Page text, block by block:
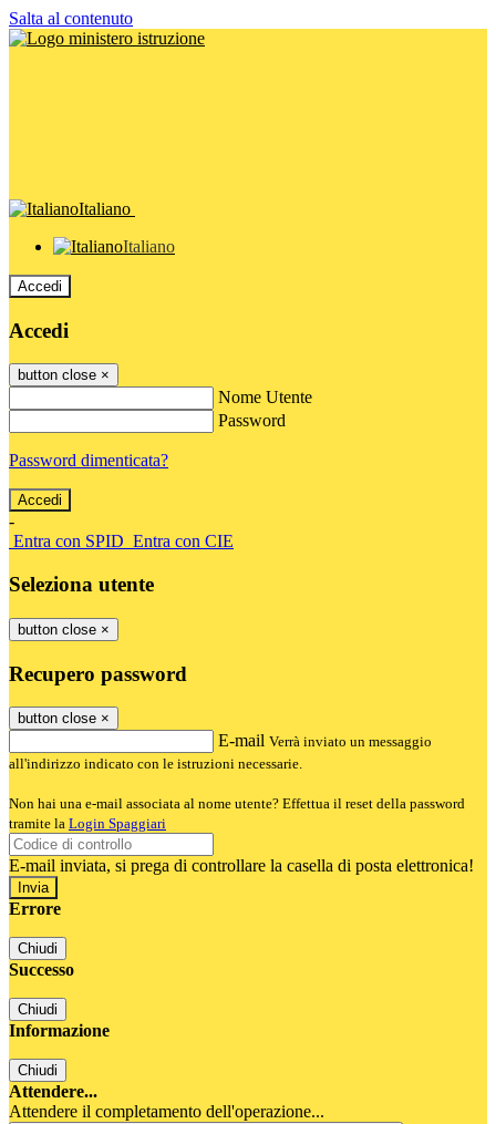
Salta al contenuto
Italiano
Italiano
Accedi
Accedi
button close ×
Nome Utente
Password
Password dimenticata?
-
Entra con SPID Entra con CIE
Seleziona utente
button close ×
Recupero password
button close ×
E-mail Verrà inviato un messaggio
all'indirizzo indicato con le istruzioni necessarie.
Non hai una e-mail associata al nome utente? Effettua il reset della password
tramite la Login Spaggiari
E-mail inviata, si prega di controllare la casella di posta elettronica!
Errore
Chiudi
Successo
Chiudi
Informazione
Chiudi
Attendere...
Attendere il completamento dell'operazione...